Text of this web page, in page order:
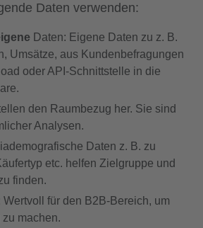
Daten verwenden:
Daten: Eigene Daten zu z. B.
Umsätze, aus Kundenbefragungen
oder API-Schnittstelle in die
den Raumbezug her. Sie sind
Analysen.
Daten z. B. zu
etc. helfen Zielgruppe und
finden.
Wertvoll für den B2B-Bereich, um
machen.